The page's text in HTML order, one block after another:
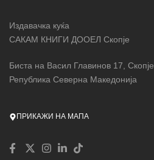
Издавачка куќа
САКАМ КНИГИ ДООЕЛ Скопје
Биста на Васил Главинов 17, Скопје,
Република Северна Македонија
ПРИКАЖИ НА МАПА